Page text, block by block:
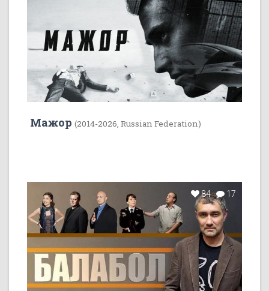
Мажор (2014-2026, Russian Federation)
84 17